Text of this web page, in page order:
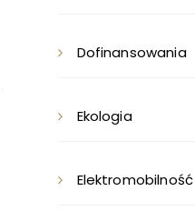
Dofinansowania
Ekologia
Elektromobilność